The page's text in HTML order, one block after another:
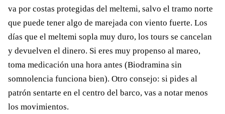
va por costas protegidas del meltemi, salvo el tramo norte
que puede tener algo de marejada con viento fuerte. Los
días que el meltemi sopla muy duro, los tours se cancelan
y devuelven el dinero. Si eres muy propenso al mareo,
toma medicación una hora antes (Biodramina sin
somnolencia funciona bien). Otro consejo: si pides al
patrón sentarte en el centro del barco, vas a notar menos
los movimientos.